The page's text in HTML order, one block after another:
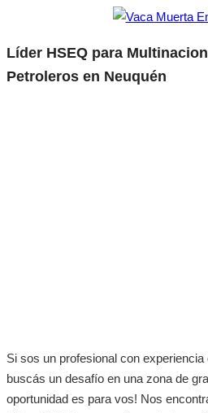
Líder HSEQ para
Petroleros en Neuquén
Si sos un profesional con
buscás un desafío en una zona de
oportunidad es para vos! Nos